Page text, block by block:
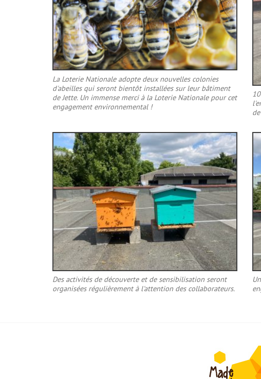
La Loterie Nationale adopte deux nouvelles colonies
d'abeilles qui seront bientôt installées sur leur bâtiment
de Jette. Un immense merci à la Loterie Nationale pour cet
engagement environnemental !
Des activités de découverte et de sensibilisation seront
organisées régulièrement à l'attention des collaborateurs.